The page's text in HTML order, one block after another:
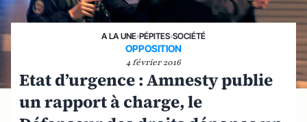
A LA UNE›PÉPITES›SOCIÉTÉ
OPPOSITION
4 février 2016
Etat d’urgence : Amnesty publie
un rapport à charge, le